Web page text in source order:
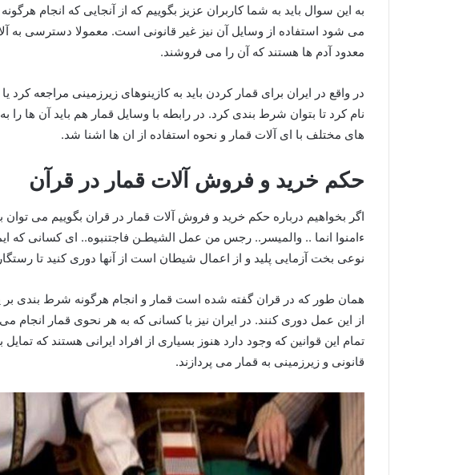
به این سوال باید به شما کاربران عزیز بگوییم که از آنجایی که انجام
می شود استفاده از وسایل آن نیز غیر قانونی است. معمولا دسترسی به
معدود آدم ها هستند که آن را می فروشند.
در واقع در ایران برای قمار کردن باید به کازینوهای زیرزمینی مراجعه
نام کرد تا بتوان شرط بندی کرد. در رابطه با وسایل قمار هم باید آن ها
های مختلف با ای آلات قمار و نحوه استفاده از ان ها اشنا شد.
حکم خرید و فروش آلات قمار در قرآن
اگر بخواهیم درباره حکم خرید و فروش آلات قمار در قران بگوییم می توان
ءامنوا انما .. والمیسر.. رجس من عمل الشیطـن فاجتنبوه.. ای کسانی که
نوعی بخت‌ آزمایی پلید و از اعمال شیطان است از آنها دوری کنید تا
همان طور که در قران گفته شده است قمار و انجام هرگونه شرط بندی بر
از این عمل دوری کنند. در ایران نیز با کسانی که به هر نحوی قمار
تمام این قوانین که وجود دارد هنوز بسیاری از افراد ایرانی هستند که
قانونی و زیرزمینی به قمار می پردازند.